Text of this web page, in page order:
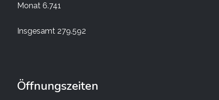
Monat 6.741
Insgesamt 279.592
Öffnungszeiten